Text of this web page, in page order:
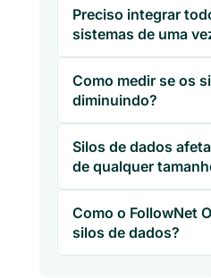
Preciso integrar
sistemas de uma
Como medir se os
diminuindo?
Silos de dados
de qualquer
Como o FollowNet
silos de dados?